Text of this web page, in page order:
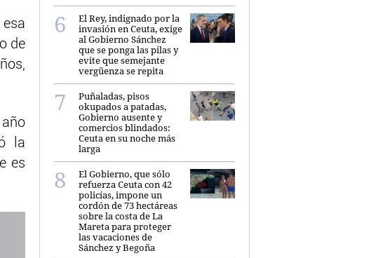
de
la
es
El Rey, indignado por la
invasión en Ceuta, exige
al Gobierno Sánchez
que se ponga las pilas y
evite que semejante
vergüenza se repita
Puñaladas, pisos
okupados a patadas,
Gobierno ausente y
comercios blindados:
Ceuta en su noche más
larga
El Gobierno, que sólo
refuerza Ceuta con 42
policías, impone un
cordón de 73 hectáreas
sobre la costa de La
Mareta para proteger
las vacaciones de
Sánchez y Begoña